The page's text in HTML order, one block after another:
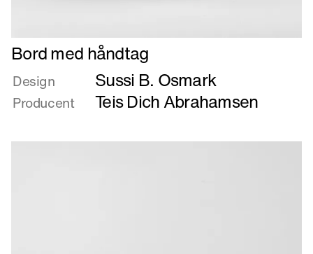
Læs
mere
om
Bord
med
Bord med håndtag
Design Sussi B. Osmark
Producent Teis Dich Abrahamsen